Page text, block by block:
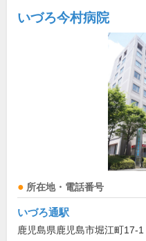
いづろ今村病院
所在地・電話番号
いづろ通駅
鹿児島県鹿児島市堀江町17-1